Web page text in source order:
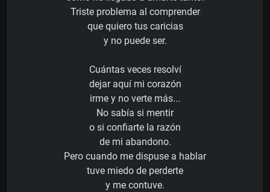
Triste problema al comprender
que quiero tus caricias
y no puede ser.
Cuántas veces resolví
dejar aquí mi corazón
irme y no verte más...
No sabía si mentir
o si confiarte la razón
de mi abandono.
Pero cuando me dispuse a hablar
tuve miedo de perderte
y me contuve.